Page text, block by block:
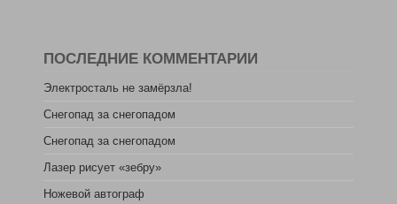
ПОСЛЕДНИЕ КОММЕНТАРИИ
Электросталь не замёрзла!
Снегопад за снегопадом
Снегопад за снегопадом
Лазер рисует «зебру»
Ножевой автограф